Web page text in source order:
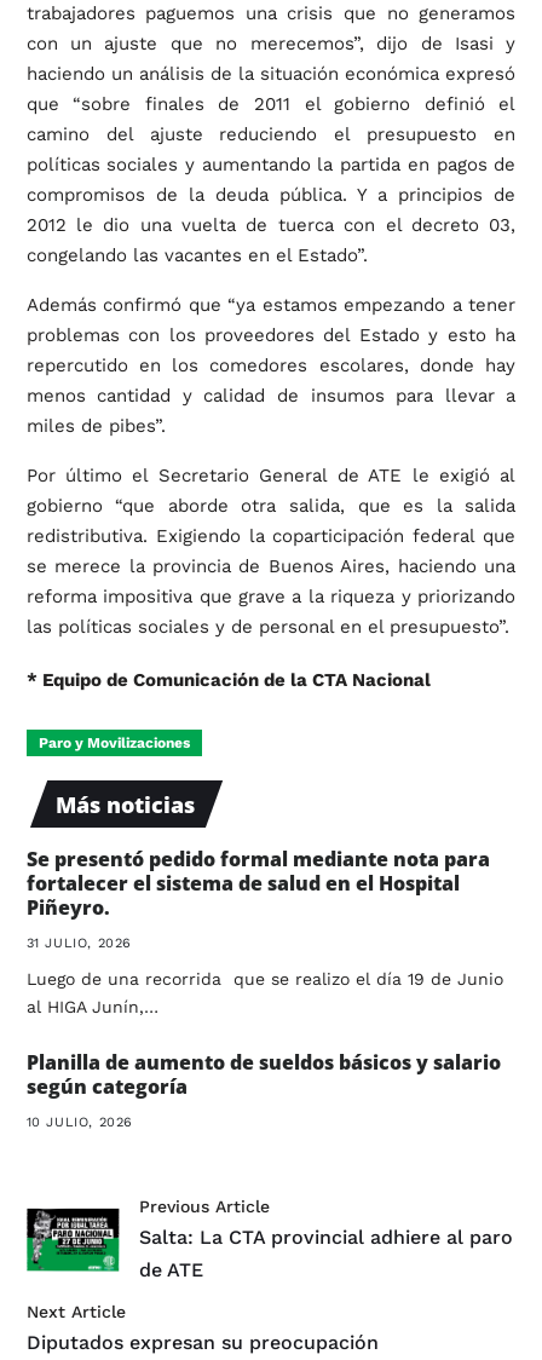
trabajadores paguemos una crisis que no generamos
con un ajuste que no merecemos”, dijo de Isasi y
haciendo un análisis de la situación económica expresó
que “sobre finales de 2011 el gobierno definió el
camino del ajuste reduciendo el presupuesto en
políticas sociales y aumentando la partida en pagos de
compromisos de la deuda pública. Y a principios de
2012 le dio una vuelta de tuerca con el decreto 03,
congelando las vacantes en el Estado”.
Además confirmó que “ya estamos empezando a tener
problemas con los proveedores del Estado y esto ha
repercutido en los comedores escolares, donde hay
menos cantidad y calidad de insumos para llevar a
miles de pibes”.
Por último el Secretario General de ATE le exigió al
gobierno “que aborde otra salida, que es la salida
redistributiva. Exigiendo la coparticipación federal que
se merece la provincia de Buenos Aires, haciendo una
reforma impositiva que grave a la riqueza y priorizando
las políticas sociales y de personal en el presupuesto”.
* Equipo de Comunicación de la CTA Nacional
Paro y Movilizaciones
Más noticias
Se presentó pedido formal mediante nota para
fortalecer el sistema de salud en el Hospital
Piñeyro.
31 JULIO, 2026
Luego de una recorrida que se realizo el día 19 de Junio
al HIGA Junín,…
Planilla de aumento de sueldos básicos y salario
según categoría
10 JULIO, 2026
Previous Article
Salta: La CTA provincial adhiere al paro
de ATE
Next Article
Diputados expresan su preocupación